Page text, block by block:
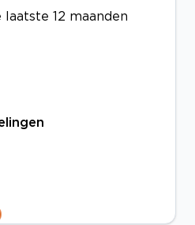
laatste 12 maanden